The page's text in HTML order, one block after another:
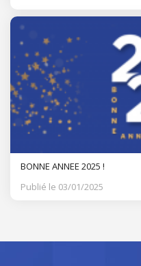
BONNE ANNEE 2025 !
Publié le 03/01/2025